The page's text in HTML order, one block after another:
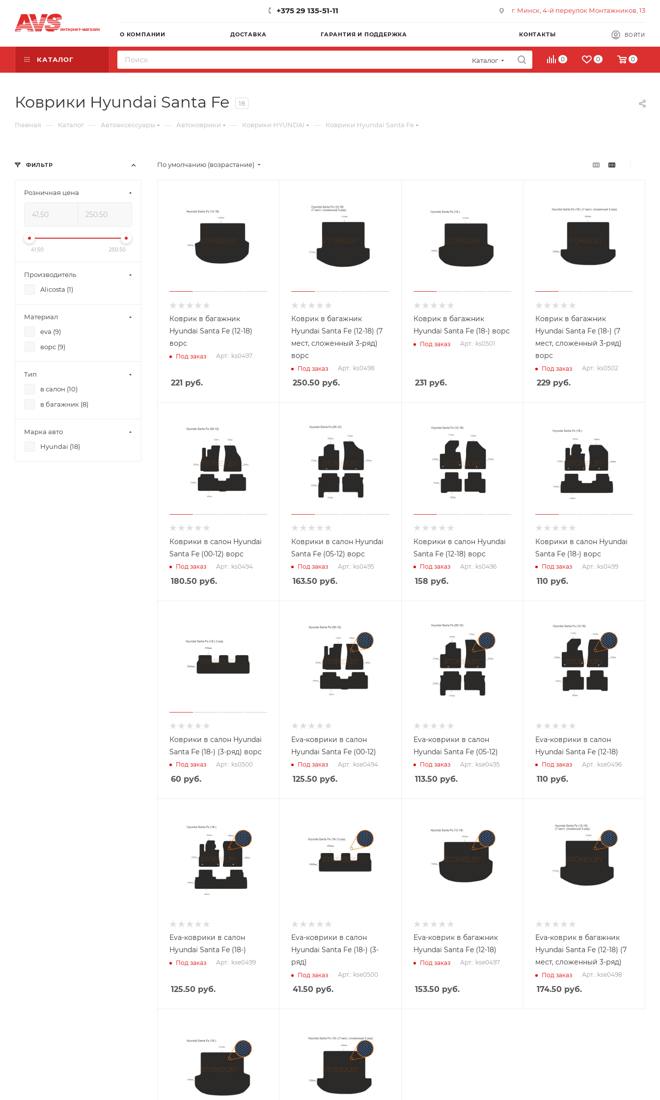
+375 29 135-51-11 г. Минск, 4-й переулок Монтажников, 13
О КОМПАНИИ ДОСТАВКА ГАРАНТИЯ И ПОДДЕРЖКА КОНТАКТЫ ВОЙТИ
КАТАЛОГ Каталог 0 0 0
Коврики Hyundai Santa Fe 18
Главная — Каталог — Автоаксессуары — Автоковрики — Коврики HYUNDAI — Коврики Hyundai Santa Fe
По умолчанию (возрастание)
Коврик в багажник
Hyundai Santa Fe (12-18)
ворс
Под заказ Арт.: ks0497
221 руб.
Коврик в багажник
Hyundai Santa Fe (12-18) (7
мест, сложенный 3-ряд)
ворс
Под заказ Арт.: ks0498
250.50 руб.
Коврик в багажник
Hyundai Santa Fe (18-) ворс
Под заказ Арт.: ks0501
231 руб.
Коврик в багажник
Hyundai Santa Fe (18-) (7
мест, сложенный 3-ряд)
ворс
Под заказ Арт.: ks0502
229руб.
Коврики в салон Hyundai
Santa Fe (00-12) ворс
Под заказ Арт.: ks0494
180.50 руб.
Коврики в салон Hyundai
Santa Fe (05-12) ворс
Под заказ Арт.: ks0495
163.50 руб.
Коврики в салон Hyundai
Santa Fe (12-18) ворс
Под заказ Арт.: ks0496
158 руб.
Коврики в салон Hyundai
Santa Fe (18-) ворс
Под заказ Арт.: ks0499
110руб.
Коврики в салон Hyundai
Santa Fe (18-) (3-ряд) ворс
Под заказ Арт.: ks0500
60 руб.
Eva-коврики в салон
Hyundai Santa Fe (00-12)
Под заказ Арт.: kse0494
125.50 руб.
Eva-коврики в салон
Hyundai Santa Fe (05-12)
Под заказ Арт.: kse0495
113.50руб.
Eva-коврики в салон
Hyundai Santa Fe (12-18)
Под заказ Арт.: kse0496
110руб.
Eva-коврики в салон
Hyundai Santa Fe (18-)
Под заказ Арт.: kse0499
125.50 руб.
Eva-коврики в салон
Hyundai Santa Fe (18-) (3-
ряд)
Под заказ Арт.: kse0500
41.50 руб.
Eva-коврик в багажник
Hyundai Santa Fe (12-18)
Под заказ Арт.: kse0497
153.50руб.
Eva-коврик в багажник
Hyundai Santa Fe (12-18) (7
мест, сложенный 3-ряд)
Под заказ Арт.: kse0498
174.50руб.
ФИЛЬТР
Розничная цена
41.50 250.50
Производитель
Alicosta (1)
Материал
eva (9)
ворс (9)
Тип
в салон (10)
в багажник (8)
Марка авто
Hyundai (18)